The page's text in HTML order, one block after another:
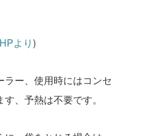
より)
ラー、使用時にはコンセ
、予熱は不要です。